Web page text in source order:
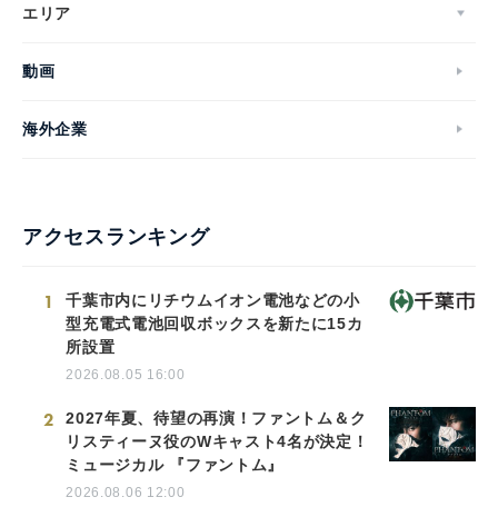
エリア
動画
海外企業
アクセスランキング
1
千葉市内にリチウムイオン電池などの小
型充電式電池回収ボックスを新たに15カ
所設置
2026.08.05 16:00
2
2027年夏、待望の再演！ファントム＆ク
リスティーヌ役のWキャスト4名が決定！
ミュージカル 『ファントム』
2026.08.06 12:00